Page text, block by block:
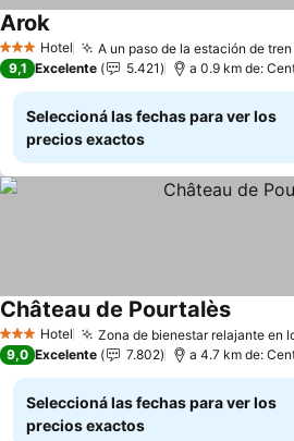
3 Estrellas
Hotel A un paso de la estación de
ArokVer precios
9,1 Excelente 5.421 a 0.9 km de:
Seleccioná las fechas para ver los
precios exactos
3 Estrellas
Hotel Zona de bienestar relajante en
Château de PourtalèsVer
9,0 Excelente 7.802 a 4.7 km de:
Seleccioná las fechas para ver los
precios exactos